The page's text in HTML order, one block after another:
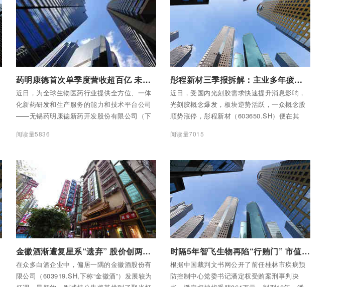
药明康德首次单季度营收超百亿 未来体量有望进入全球 Top3
近日，为全球生物医药行业提供全方位、一体
化新药研发和生产服务的能力和技术平台公司
——无锡药明康德新药开发股份有限公司（下
季度业绩报告。
阅读量5836
彤程新材三季报拆解：主业多年疲软光刻胶拉动增长尚需时日
近日，受国内光刻胶需求快速提升消息影响，
光刻胶概念爆发，板块逆势活跃，一众概念股
顺势涨停，彤程新材（603650.SH）便在其
元，动态市盈率约64倍。
阅读量7015
金徽酒渐遭复星系“遗弃” 股价创两年新低引关注
在众多白酒企业中，偏居一隅的金徽酒股份有
限公司（603919.SH,下称“金徽酒”）发展较为
时隔5年智飞生物再陷“行贿门” 市值蒸发超2000亿后还藏啥隐患
根据中国裁判文书网公开了前任桂林市疾病预
防控制中心党委书记潘定权受贿案刑事判决